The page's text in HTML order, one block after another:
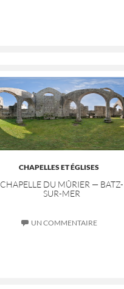
CHAPELLES ET ÉGLISES
CHAPELLE DU MÛRIER — BATZ-
SUR-MER
UN COMMENTAIRE